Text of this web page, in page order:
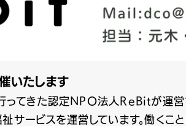
いたします
行ってきた認定NPO法人ReBitが
ービスを運営しています。働くこ